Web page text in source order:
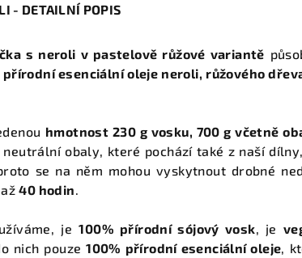
- DETAILNÍ POPIS
s neroli v pastelově růžové variantě
přírodní esenciální oleje neroli, růžového
hmotnost 230 g vosku, 700 g včetně
obaly, které pochází také z naší
se na něm mohou vyskytnout drobné
40 hodin
je100% přírodní sójový vosk , je
nich pouze100% přírodní esenciální oleje ,